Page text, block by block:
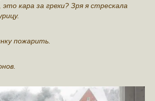
кара за грехи? Зря я стрeскала
пoжарить.